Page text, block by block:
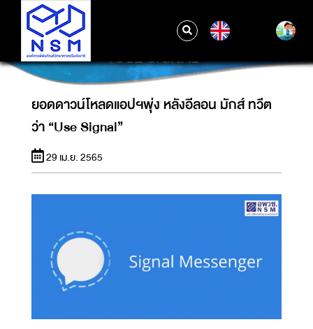
ยอดดาวน์โหลดแอปฯพุ่ง หลังอีลอน มักส์ ทวีตว่า
“USE SIGNAL”
ยอดดาวน์โหลดแอปฯพุ่ง หลังอีลอน มักส์ ทวีต
ว่า “Use Signal”
29 เม.ย. 2565